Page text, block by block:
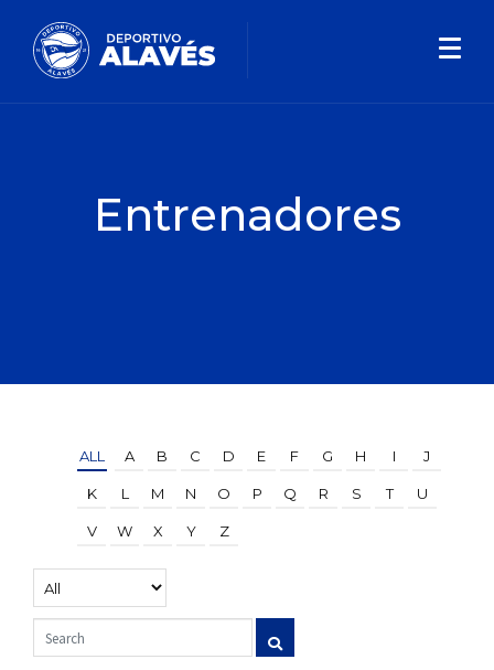
Entrenadores
ALL A B C D E F G H I J
K L M N O P Q R S T U
V W X Y Z